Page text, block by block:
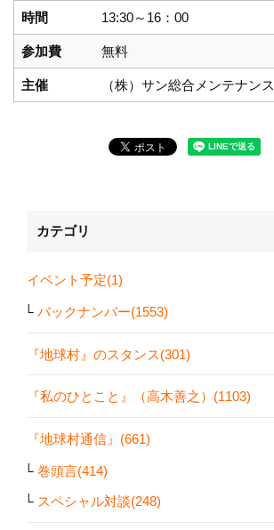
時間 13:30～16：00
参加費 無料
主催 （株）サン総合メンテナンス
カテゴリ
イベント予定(1)
バックナンバー(1553)
『地球村』のスタンス(301)
『私のひとこと』（高木善之）(1103)
『地球村通信』(661)
巻頭言(414)
スペシャル対談(248)